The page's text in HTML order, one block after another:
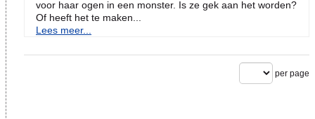
voor haar ogen in een monster. Is ze gek aan het worden?
Of heeft het te maken...
Lees meer...
per page